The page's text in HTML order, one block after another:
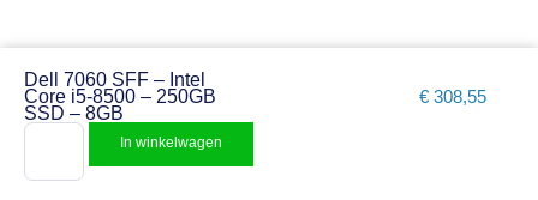
Dell 7060 SFF – Intel
Core i5-8500 – 250GB
SSD – 8GB
€ 308,55
In winkelwagen